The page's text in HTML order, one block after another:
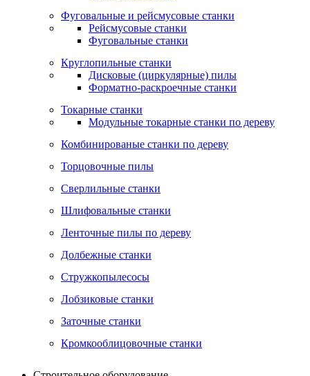
Фуговальные и рейсмусовые станки
Рейсмусовые станки
Фуговальные станки
Круглопильные станки
Дисковые (циркулярные) пилы
Форматно-раскроечные станки
Токарные станки
Модульные токарные станки по дереву
Комбинированые станки по дереву
Торцовочные пилы
Сверлильные станки
Шлифовальные станки
Ленточные пилы по дереву
Долбежные станки
Стружкопылесосы
Лобзиковые станки
Заточные станки
Кромкооблицовочные станки